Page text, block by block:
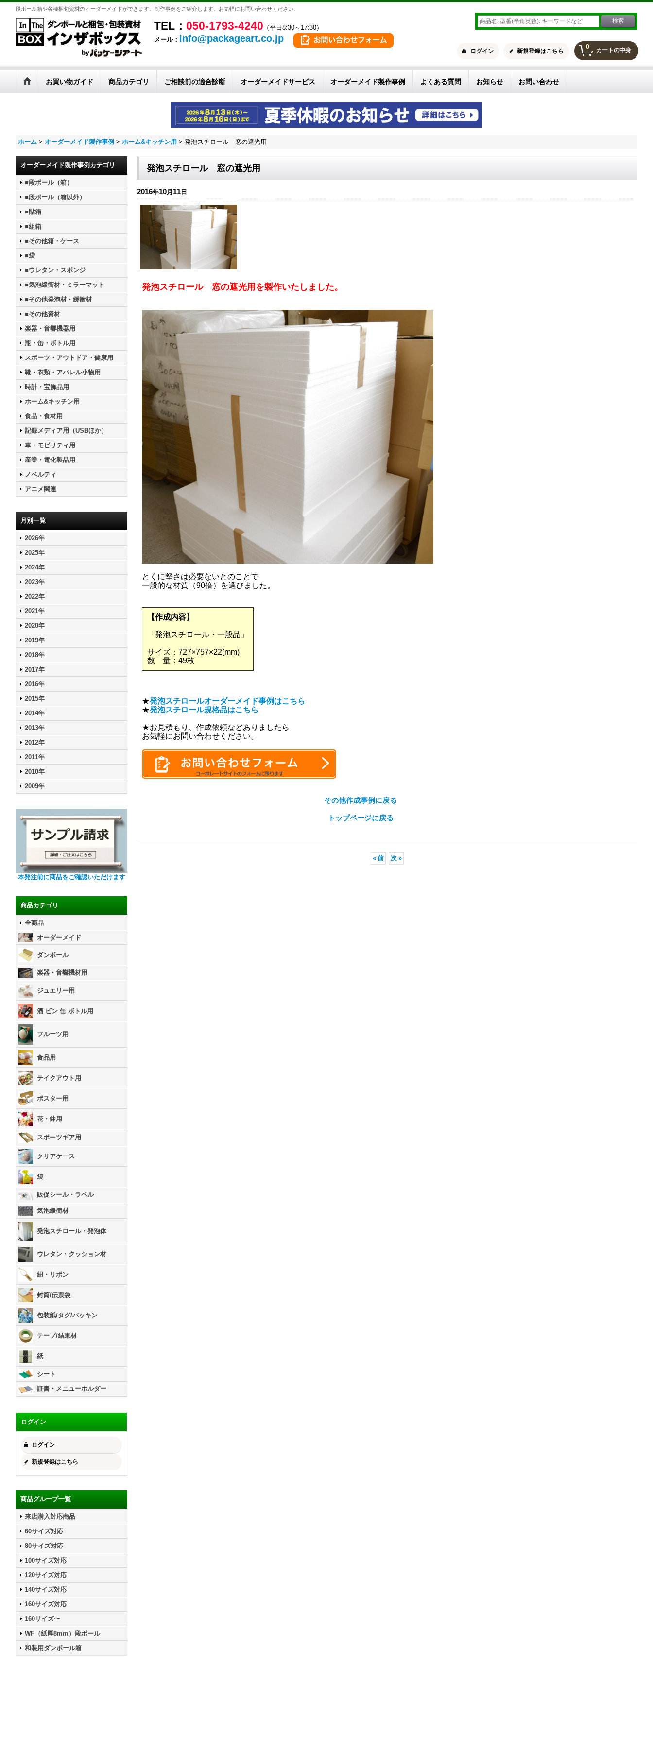
段ボール箱や各種梱包資材のオーダーメイドができます。制作事例をご紹介します。お気軽にお問い合わせください。
TEL： 050-1793-4240 （平日8:30～17:30）
メール： info@packageart.co.jp
0 カートの中身
ログイン 新規登録はこちら
お買い物ガイド 商品カテゴリ ご相談前の適合診断 オーダーメイドサービス オーダーメイド製作事例 よくある質問 お知らせ お問い合わせ
ホーム > オーダーメイド製作事例 > ホーム&キッチン用 > 発泡スチロール 窓の遮光用
オーダーメイド製作事例カテゴリ
■段ボール（箱）
■段ボール（箱以外）
■貼箱
■組箱
■その他箱・ケース
■袋
■ウレタン・スポンジ
■気泡緩衝材・ミラーマット
■その他発泡材・緩衝材
■その他資材
楽器・音響機器用
瓶・缶・ボトル用
スポーツ・アウトドア・健康用
靴・衣類・アパレル小物用
時計・宝飾品用
ホーム&キッチン用
食品・食材用
記録メディア用（USBほか）
車・モビリティ用
産業・電化製品用
ノベルティ
アニメ関連
月別一覧
2026年
2025年
2024年
2023年
2022年
2021年
2020年
2019年
2018年
2017年
2016年
2015年
2014年
2013年
2012年
2011年
2010年
2009年
本発注前に商品をご確認いただけます
商品カテゴリ
全商品
オーダーメイド
ダンボール
楽器・音響機材用
ジュエリー用
酒 ビン 缶 ボトル用
フルーツ用
食品用
テイクアウト用
ポスター用
花・鉢用
スポーツギア用
クリアケース
袋
販促シール・ラベル
気泡緩衝材
発泡スチロール・発泡体
ウレタン・クッション材
紐・リボン
封筒/伝票袋
包装紙/タグ/パッキン
テープ/結束材
紙
シート
証書・メニューホルダー
ログイン
ログイン
新規登録はこちら
商品グループ一覧
来店購入対応商品
60サイズ対応
80サイズ対応
100サイズ対応
120サイズ対応
140サイズ対応
160サイズ対応
160サイズ〜
WF（紙厚8mm）段ボール
和装用ダンボール箱
発泡スチロール 窓の遮光用
2016年10月 11 日
発泡スチロール 窓の遮光用を製作いたしました。
とくに堅さは必要ないとのことで
一般的な材質（90倍）を選びました。
【作成内容】
「発泡スチロール・一般品」
サイズ：727×757×22(mm)
数 量：49枚
★発泡スチロールオーダーメイド事例はこちら
★発泡スチロール規格品はこちら
★お見積もり、作成依頼などありましたら
お気軽にお問い合わせください。
その他作成事例に戻る
トップページに戻る
« 前 次 »